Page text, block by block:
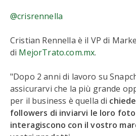
@crisrennella
Cristian Rennella è il VP di
di MejorTrato.com.mx.
"Dopo 2 anni di lavoro su
assicurarvi che la più grande
per il business è quella di
followers di inviarvi le loro
interagiscono con il vostro